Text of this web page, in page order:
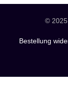
© 2025
Bestellung